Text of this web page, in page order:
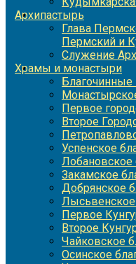
Архипастырь
Глава
Пермский и
Служение
Храмы и монастыри
Первое
Второе
Успенское
Лобановское
Закамское
Добрянское
Лысьвенское
Первое
Второе
Чайковское
Осинское